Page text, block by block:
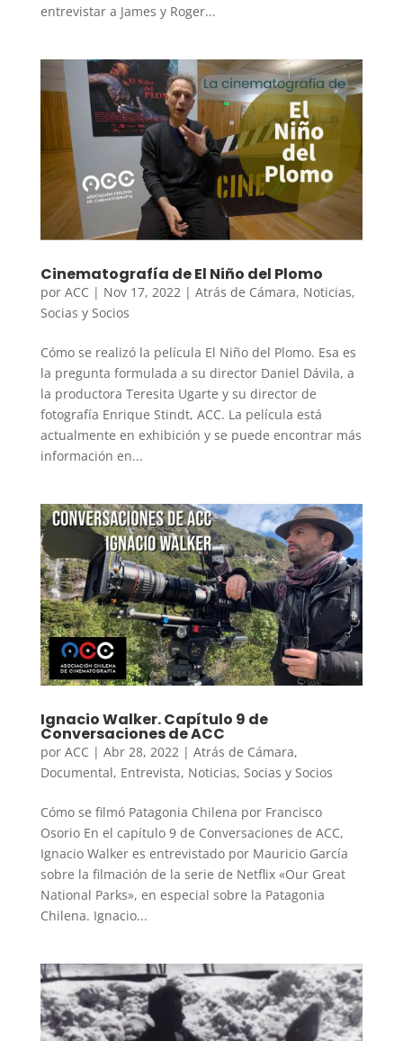
entrevistar a James y Roger...
Cinematografía de El Niño del Plomo
por ACC | Nov 17, 2022| Atrás de Cámara, Noticias,
Socias y Socios
Cómo se realizó la película El Niño del Plomo. Esa es
la pregunta formulada a su director Daniel Dávila, a
la productora Teresita Ugarte y su director de
fotografía Enrique Stindt, ACC. La película está
actualmente en exhibición y se puede encontrar más
información en...
Ignacio Walker. Capítulo 9 de
Conversaciones de ACC
por ACC | Abr 28, 2022 | Atrás de Cámara,
Documental, Entrevista, Noticias, Socias y Socios
Cómo se filmó Patagonia Chilena por Francisco
Osorio En el capítulo 9 de Conversaciones de ACC,
Ignacio Walker es entrevistado por Mauricio García
sobre la filmación de la serie de Netflix «Our Great
National Parks», en especial sobre la Patagonia
Chilena. Ignacio...